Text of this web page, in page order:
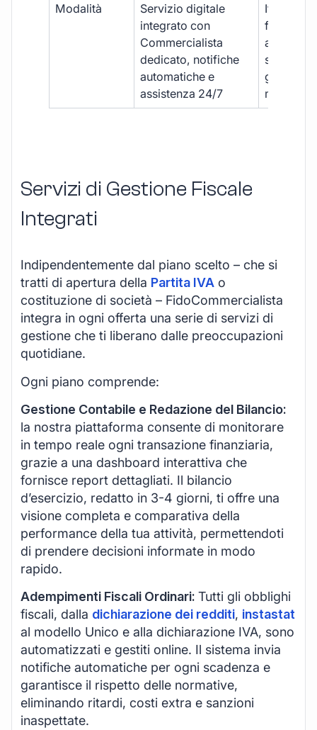
Modalità
Servizio digitale
integrato con
Commercialista
dedicato, notifiche
automatiche e
assistenza 24/7
Iter
studio e
gestione
manuale
Servizi di Gestione Fiscale
Integrati
Indipendentemente dal piano scelto – che si
tratti di apertura della Partita IVA o
costituzione di società – FidoCommercialista
integra in ogni offerta una serie di servizi di
gestione che ti liberano dalle preoccupazioni
quotidiane.
Ogni piano comprende:
Gestione Contabile e Redazione del Bilancio:
la nostra piattaforma consente di monitorare
in tempo reale ogni transazione finanziaria,
grazie a una dashboard interattiva che
fornisce report dettagliati. Il bilancio
d’esercizio, redatto in 3-4 giorni, ti offre una
visione completa e comparativa della
performance della tua attività, permettendoti
di prendere decisioni informate in modo
rapido.
Adempimenti Fiscali Ordinari: Tutti gli obblighi
fiscali, dalla dichiarazione dei redditi, instastat
al modello Unico e alla dichiarazione IVA, sono
automatizzati e gestiti online. Il sistema invia
notifiche automatiche per ogni scadenza e
garantisce il rispetto delle normative,
eliminando ritardi, costi extra e sanzioni
inaspettate.